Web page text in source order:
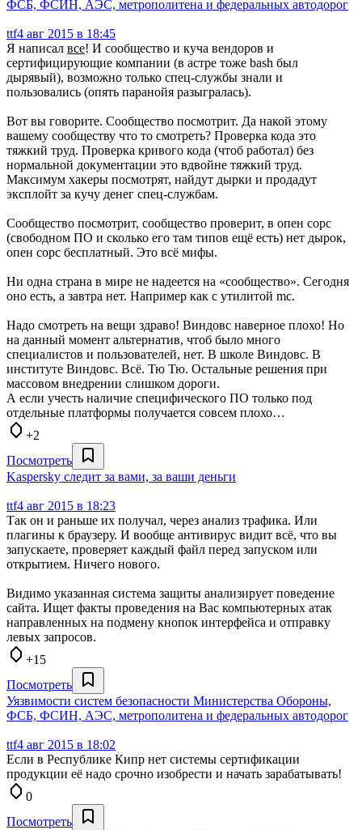
ФСБ, ФСИН, АЭС, метрополитена и федеральных автодорог
ttf4 авг 2015 в 18:45
Я написал все! И сообщество и куча вендоров и
сертифицирующие компании (в астре тоже bash был
дырявый), возможно только спец-службы знали и
пользовались (опять паранойя разыгралась).
Вот вы говорите. Сообщество посмотрит. Да накой этому
вашему сообществу что то смотреть? Проверка кода это
тяжкий труд. Проверка кривого кода (чтоб работал) без
нормальной документации это вдвойне тяжкий труд.
Максимум хакеры посмотрят, найдут дырки и продадут
эксплойт за кучу денег спец-службам.
Сообщество посмотрит, сообщество проверит, в опен сорс
(свободном ПО и сколько его там типов ещё есть) нет дырок,
опен сорс бесплатный. Это всё мифы.
Ни одна страна в мире не надеется на «сообщество». Сегодня
оно есть, а завтра нет. Например как с утилитой mc.
Надо смотреть на вещи здраво! Виндовс наверное плохо! Но
на данный момент альтернатив, чтоб было много
специалистов и пользователей, нет. В школе Виндовс. В
институте Виндовс. Всё. Тю Тю. Остальные решения при
массовом внедрении слишком дороги.
А если учесть наличие специфического ПО только под
отдельные платформы получается совсем плохо…
+2
Посмотреть
Kaspersky следит за вами, за ваши деньги
ttf4 авг 2015 в 18:23
Так он и раньше их получал, через анализ трафика. Или
плагины к браузеру. И вообще антивирус видит всё, что вы
запускаете, проверяет каждый файл перед запуском или
открытием. Ничего нового.
Видимо указанная система защиты анализирует поведение
сайта. Ищет факты проведения на Вас компьютерных атак
направленных на подмену кнопок интерфейса и отправку
левых запросов.
+15
Посмотреть
Уязвимости систем безопасности Министерства Обороны,
ФСБ, ФСИН, АЭС, метрополитена и федеральных автодорог
ttf4 авг 2015 в 18:02
Если в Республике Кипр нет системы сертификации
продукции её надо срочно изобрести и начать зарабатывать!
0
Посмотреть